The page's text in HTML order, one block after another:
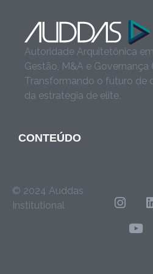
Autoridade Arquitetônica
Gestão, M&A e Governança
Transformando o futuro de
da estratégia de elite.
CONTEÚDO
© 2024 Auddas
Institutional